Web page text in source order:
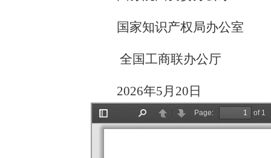
国家知识产权局办公室
全国工商联办公厅
2026年5月20日